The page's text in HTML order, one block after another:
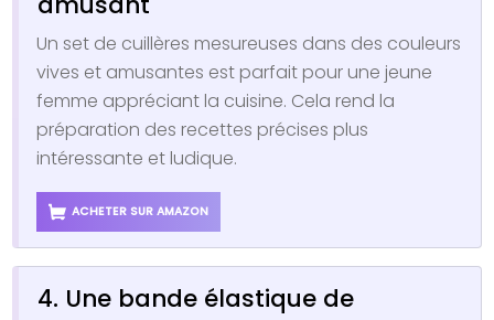
Un set de cuillères mesureuses dans des couleurs
vives et amusantes est parfait pour une jeune
femme appréciant la cuisine. Cela rend la
préparation des recettes précises plus
intéressante et ludique.
ACHETER SUR AMAZON
4. Une bande élastique de